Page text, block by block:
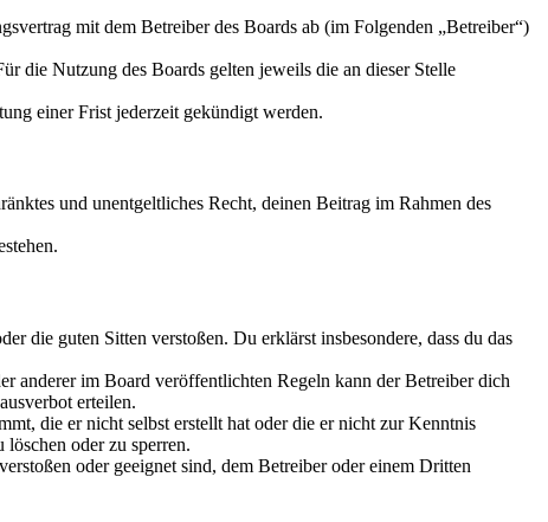
mit dem Betreiber des Boards ab (im Folgenden „Betreiber“)
die Nutzung des Boards gelten jeweils die an dieser Stelle
einer Frist jederzeit gekündigt werden.
und unentgeltliches Recht, deinen Beitrag im Rahmen des
die guten Sitten verstoßen. Du erklärst insbesondere, dass du das
anderer im Board veröffentlichten Regeln kann der Betreiber dich
erteilen.
die er nicht selbst erstellt hat oder die er nicht zur Kenntnis
oder zu sperren.
oder geeignet sind, dem Betreiber oder einem Dritten